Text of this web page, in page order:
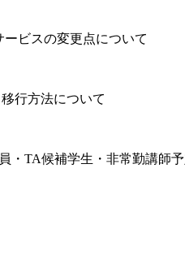
ビスの変更点について
行方法について
TA候補学生・非常勤講師予